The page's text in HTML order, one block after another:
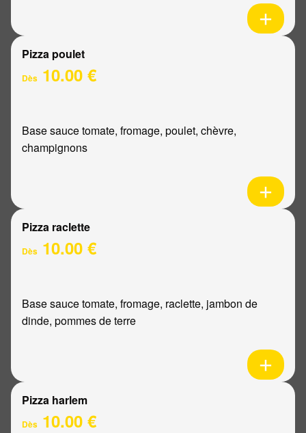
Pizza poulet
Dès 10.00 €
Base sauce tomate, fromage, poulet, chèvre,
champignons
Pizza raclette
Dès 10.00 €
Base sauce tomate, fromage, raclette, jambon de
dinde, pommes de terre
Pizza harlem
Dès 10.00 €